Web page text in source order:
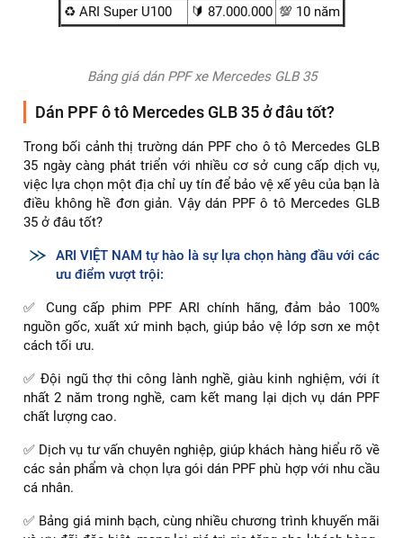
ngân sách và yêu cầu cá nhân của khách hàng. Các trung
tâm dán phim chuyên nghiệp hiện nay cung cấp nhiều gói
Dòng sản phẩm Giá Tiền
Bảo hành
♻️ Standard T65
🔰 31.000.000 💯 5 năm
♻️ ARI - Pro U65
🔰 46.000.000 💯 6 năm
♻️ ARI Premium U75 🔰 67.000.000
💯 8 năm
♻️ ARI Super U100